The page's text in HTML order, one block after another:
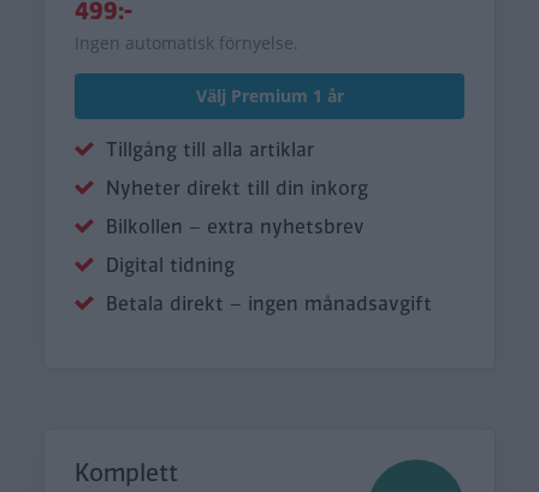
499:-
Ingen automatisk förnyelse.
Välj Premium 1 år
Tillgång till alla artiklar
Nyheter direkt till din inkorg
Bilkollen – extra nyhetsbrev
Digital tidning
Betala direkt – ingen månadsavgift
Komplett